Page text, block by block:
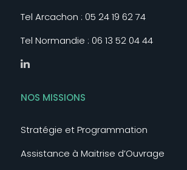
Tel Arcachon : 05 24 19 62 74
Tel Normandie : 06 13 52 04 44
NOS MISSIONS
Stratégie et Programmation
Assistance à Maitrise d’Ouvrage